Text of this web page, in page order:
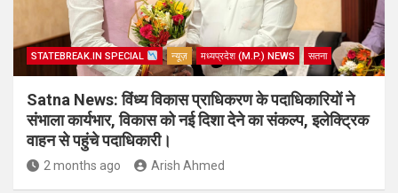
STATEBREAK.IN SPECIAL न्यूज़ मध्यप्रदेश (M.P.) NEWS सतना
Satna News: विंध्य विकास प्राधिकरण के पदाधिकारियों ने
संभाला कार्यभार, विकास को नई दिशा देने का संकल्प, इलेक्ट्रिक
वाहन से पहुंचे पदाधिकारी।
2 months ago Arish Ahmed